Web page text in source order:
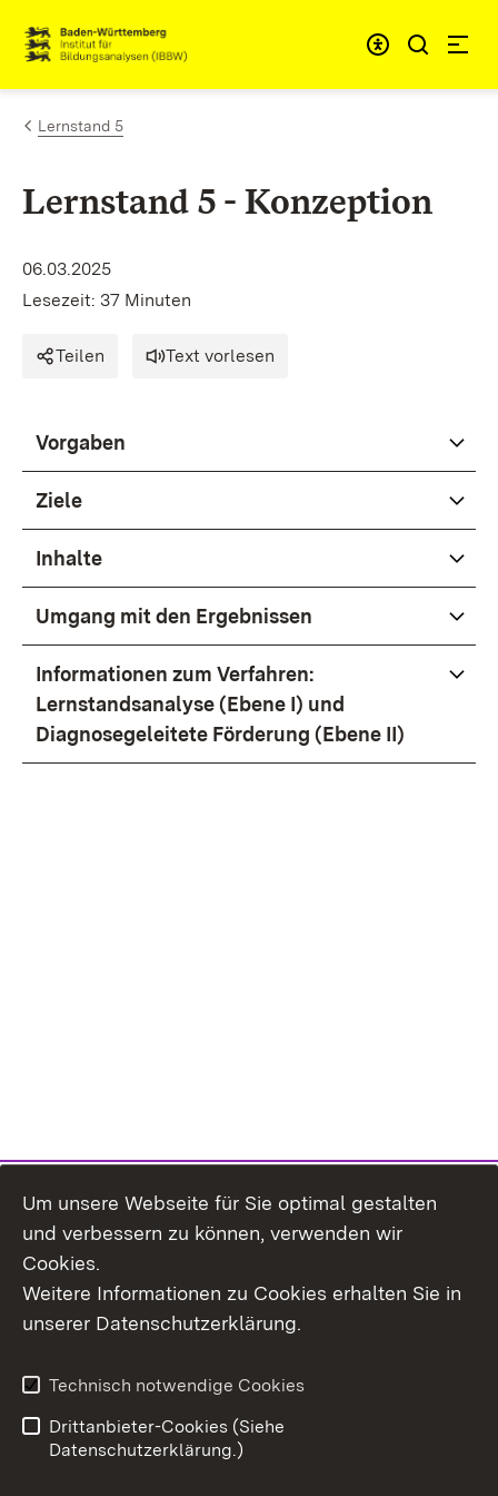
Zum Inhalt springen
Link zur Startseite
Lernstand 5
Lernstand 5 - Konzeption
06.03.2025
Lesezeit: 37 Minuten
Teilen Text vorlesen
Vorgaben
Ziele
Inhalte
Umgang mit den Ergebnissen
Informationen zum Verfahren:
Lernstandsanalyse (Ebene I) und
Diagnosegeleitete Förderung (Ebene II)
Erklärung zur
Benutzungshinweise
Um unsere Webseite für Sie optimal gestalten
und verbessern zu können, verwenden wir
Cookies.
Weitere Informationen zu Cookies erhalten Sie in
unserer Datenschutzerklärung.
Technisch notwendige Cookies
Drittanbieter-Cookies (Siehe
Datenschutzerklärung.)